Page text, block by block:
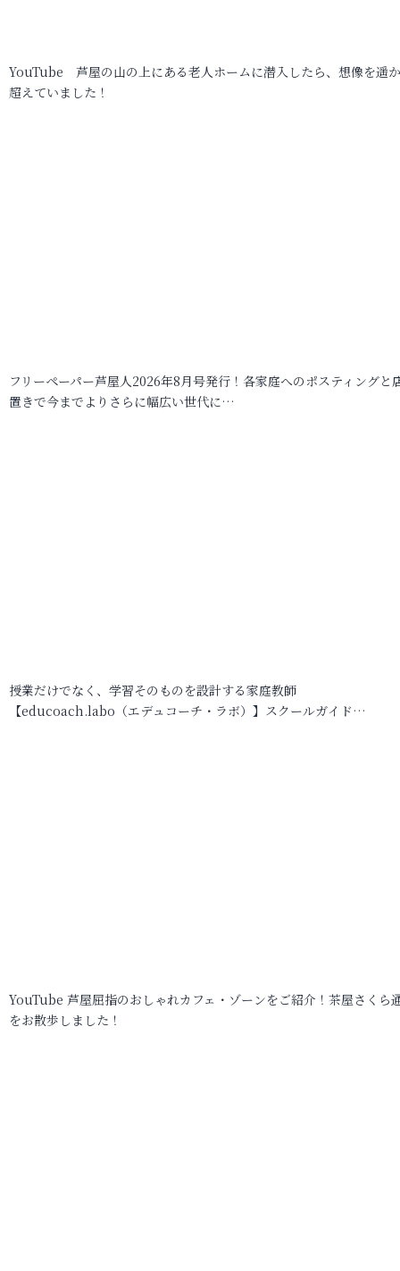
YouTube 芦屋の山の上にある老人ホームに潜入したら、想像を遥
超えていました！
フリーペーパー芦屋人2026年8月号発行！各家庭へのポスティングと
置きで今までよりさらに幅広い世代に…
授業だけでなく、学習そのものを設計する家庭教師
【educoach.labo（エデュコーチ・ラボ）】スクールガイド…
YouTube 芦屋屈指のおしゃれカフェ・ゾーンをご紹介！茶屋さくら
をお散歩しました！